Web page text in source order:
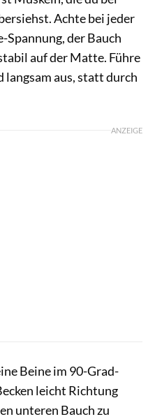
Achte bei jeder
Spannung, der Bauch
auf der Matte. Führe
aus, statt durch
ANZEIGE
Beine im 90-Grad-
leicht Richtung
unteren Bauch zu